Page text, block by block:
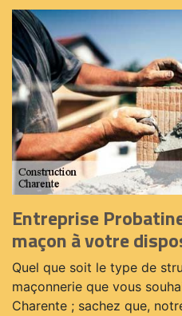
Entreprise
maçon à votre
Quel que soit le type de
maçonnerie que vous
Charente ; sachez que,